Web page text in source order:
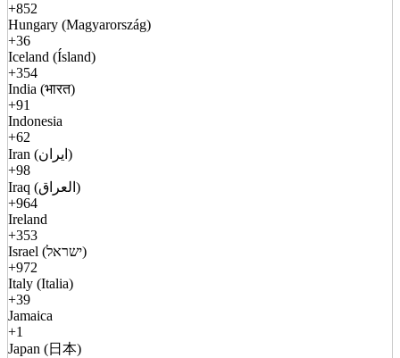
+852
Hungary (Magyarország)
+36
Iceland (Ísland)
+354
India (भारत)
+91
Indonesia
+62
Iran (ایران)
+98
Iraq (العراق)
+964
Ireland
+353
Israel (ישראל)
+972
Italy (Italia)
+39
Jamaica
+1
Japan (日本)